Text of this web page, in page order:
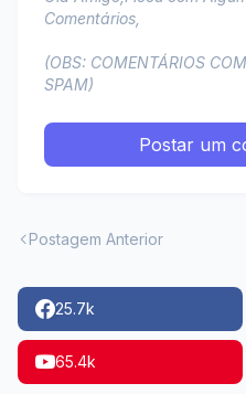
Comentários,
(OBS: COMENTÁRIOS
SPAM)
Postar um
Postagem Anterior
25.7k
65.4k